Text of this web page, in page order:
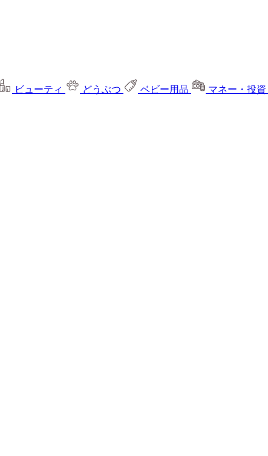
ビューティ どうぶつ ベビー用品 マネー・投資